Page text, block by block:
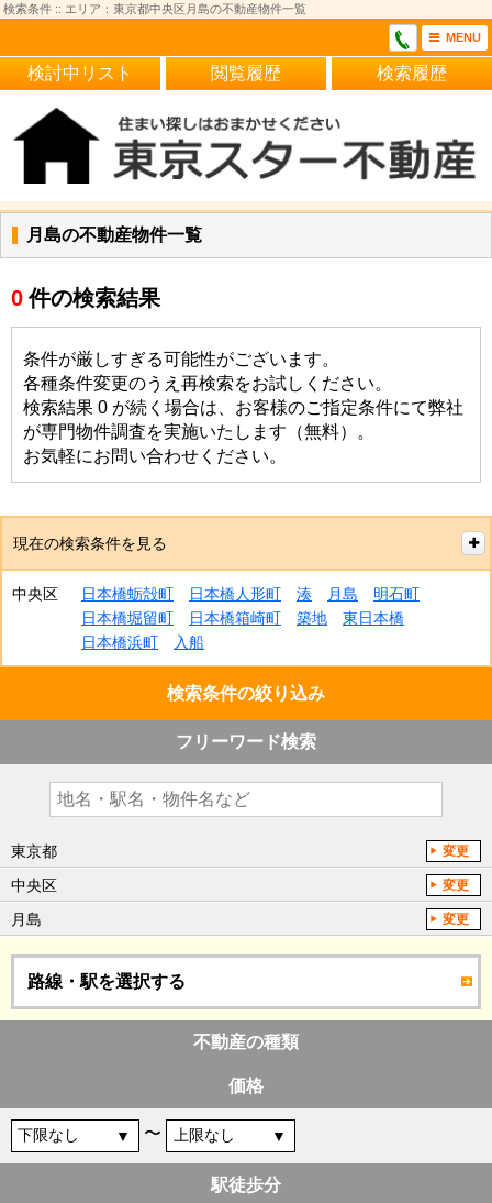
検索条件 :: エリア：東京都中央区月島の不動産物件一覧
MENU
検討中リスト 閲覧履歴 検索履歴
月島の不動産物件一覧
0 件の検索結果
条件が厳しすぎる可能性がございます。
各種条件変更のうえ再検索をお試しください。
検索結果 0 が続く場合は、お客様のご指定条件にて弊社
が専門物件調査を実施いたします（無料）。
お気軽にお問い合わせください。
現在の検索条件を見る
中央区 日本橋蛎殻町 日本橋人形町 湊 月島
明石町
日本橋堀留町
日本橋箱崎町 築地
東日本橋
日本橋浜町
入船
検索条件の絞り込み
フリーワード検索
東京都 変更
中央区 変更
月島 変更
路線・駅を選択する
不動産の種類
価格
〜
駅徒歩分